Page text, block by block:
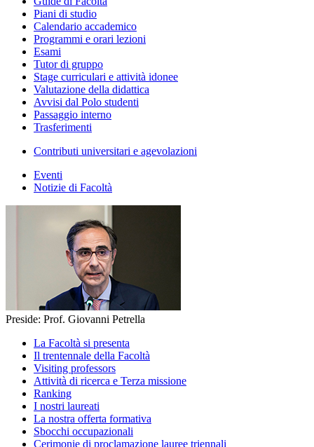
Piani di studio
Calendario accademico
Programmi e orari lezioni
Esami
Tutor di gruppo
Stage curriculari e attività idonee
Valutazione della didattica
Avvisi dal Polo studenti
Passaggio interno
Trasferimenti
Contributi universitari e agevolazioni
Eventi
Notizie di Facoltà
Preside: Prof. Giovanni Petrella
La Facoltà si presenta
Il trentennale della Facoltà
Visiting professors
Attività di ricerca e Terza missione
Ranking
I nostri laureati
La nostra offerta formativa
Sbocchi occupazionali
Cerimonie di proclamazione lauree triennali